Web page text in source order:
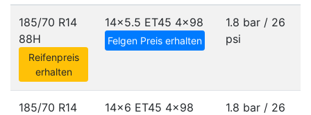
185/70 R14
88H
Reifenpreis
erhalten
14x5.5 ET45 4x98
Felgen Preis erhalten
1.8 bar / 26
psi
185/70 R14
14x6 ET45 4x98
1.8 bar / 26